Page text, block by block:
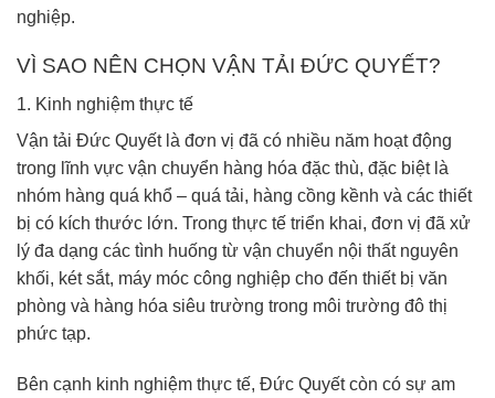
nghiệp.
VÌ SAO NÊN CHỌN VẬN TẢI ĐỨC QUYẾT?
1. Kinh nghiệm thực tế
Vận tải Đức Quyết là đơn vị đã có nhiều năm hoạt động
trong lĩnh vực vận chuyển hàng hóa đặc thù, đặc biệt là
nhóm hàng quá khổ – quá tải, hàng cồng kềnh và các thiết
bị có kích thước lớn. Trong thực tế triển khai, đơn vị đã xử
lý đa dạng các tình huống từ vận chuyển nội thất nguyên
khối, két sắt, máy móc công nghiệp cho đến thiết bị văn
phòng và hàng hóa siêu trường trong môi trường đô thị
phức tạp.
Bên cạnh kinh nghiệm thực tế, Đức Quyết còn có sự am